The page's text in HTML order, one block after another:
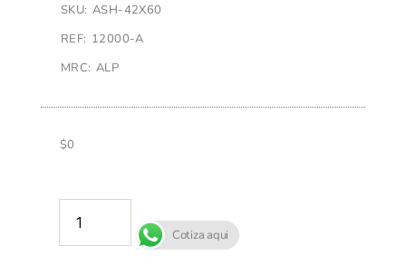
SKU: ASH-42X60
REF: 12000-A
MRC: ALP
$0
Cotiza aqui